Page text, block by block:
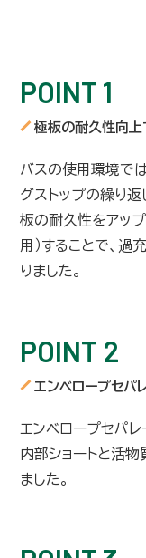
POINT 1
極板の耐久性向
バスの使用環境で
グストップの繰り
板の耐久性をアッ
用）することで、過
りました。
POINT 2
エンベロープセパ
エンベロープセパレ
内部ショートと活
ました。